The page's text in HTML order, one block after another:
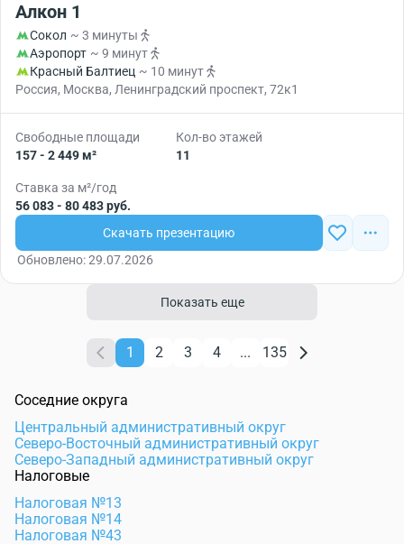
Алкон 1
Сокол ~ 3 минуты
Аэропорт ~ 9 минут
Красный Балтиец ~ 10 минут
Россия, Москва, Ленинградский проспект, 72к1
Свободные площади
157 - 2 449 м²
Кол-во этажей
11
Ставка за м²/год
56 083 - 80 483 руб.
Скачать презентацию
Обновлено: 29.07.2026
Показать еще
1 2 3 4 ... 135
Соседние округа
Центральный административный округ
Северо-Восточный административный округ
Северо-Западный административный округ
Налоговые
Налоговая №13
Налоговая №14
Налоговая №43